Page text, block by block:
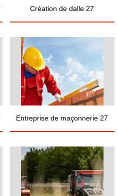
Création de dalle 27
Entreprise de maçonnerie 27